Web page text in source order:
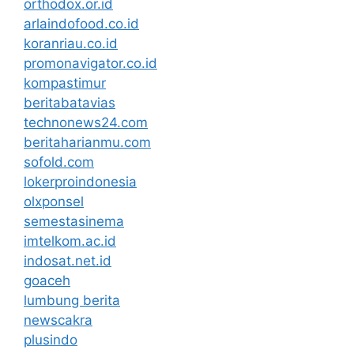
orthodox.or.id
arlaindofood.co.id
koranriau.co.id
promonavigator.co.id
kompastimur
beritabatavias
technonews24.com
beritaharianmu.com
sofold.com
lokerproindonesia
olxponsel
semestasinema
imtelkom.ac.id
indosat.net.id
goaceh
lumbung berita
newscakra
plusindo